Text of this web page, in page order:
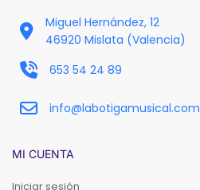
Miguel Hernández, 12
46920 Mislata (Valencia)
653 54 24 89
info@labotigamusical.com
MI CUENTA
Iniciar sesión